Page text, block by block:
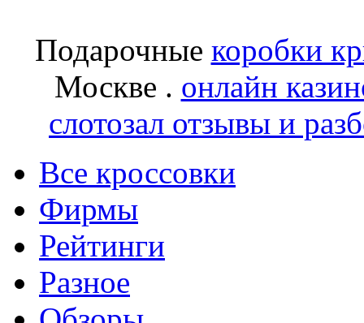
Подарочные коробки
Москве . онлайн
слотозал отзывы и
Все кроссовки
Фирмы
Рейтинги
Разное